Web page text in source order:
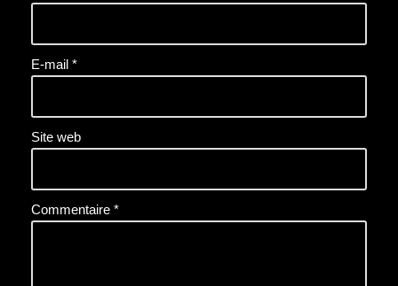
E-mail *
Site web
Commentaire *